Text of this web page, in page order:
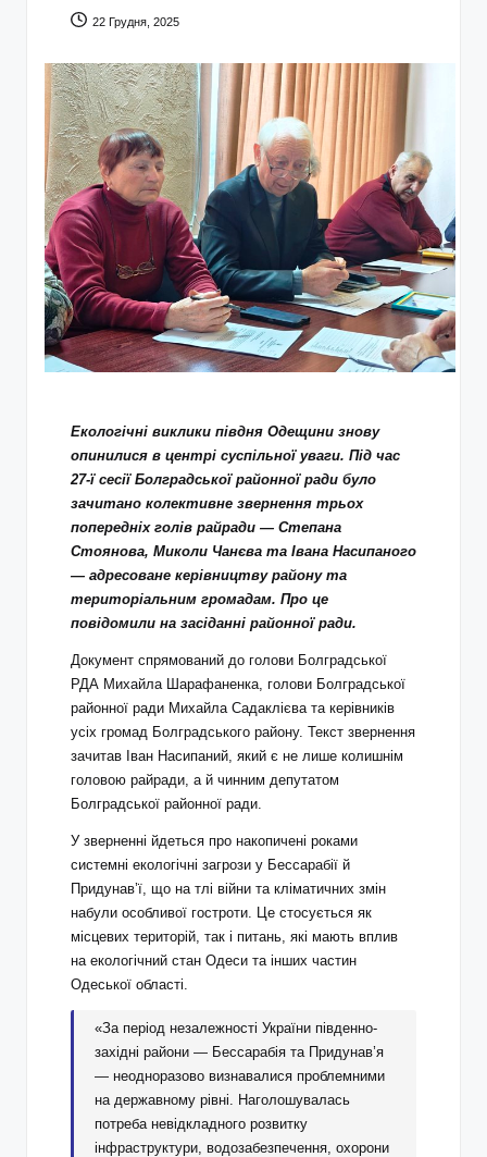
22 Грудня, 2025
Екологічні виклики півдня Одещини знову
опинилися в центрі суспільної уваги. Під час
27-ї сесії Болградської районної ради було
зачитано колективне звернення трьох
попередніх голів райради — Степана
Стоянова, Миколи Чанєва та Івана Насипаного
— адресоване керівництву району та
територіальним громадам. Про це
повідомили на засіданні районної ради.
Документ спрямований до голови Болградської
РДА Михайла Шарафаненка, голови Болградської
районної ради Михайла Садаклієва та керівників
усіх громад Болградського району. Текст звернення
зачитав Іван Насипаний, який є не лише колишнім
головою райради, а й чинним депутатом
Болградської районної ради.
У зверненні йдеться про накопичені роками
системні екологічні загрози у Бессарабії й
Придунав’ї, що на тлі війни та кліматичних змін
набули особливої гостроти. Це стосується як
місцевих територій, так і питань, які мають вплив
на екологічний стан Одеси та інших частин
Одеської області.
«За період незалежності України південно-
західні райони — Бессарабія та Придунав’я
— неодноразово визнавалися проблемними
на державному рівні. Наголошувалась
потреба невідкладного розвитку
інфраструктури, водозабезпечення, охорони